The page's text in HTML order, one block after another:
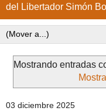
del Libertador Simón
Mostrando entradas
03 diciembre 2025